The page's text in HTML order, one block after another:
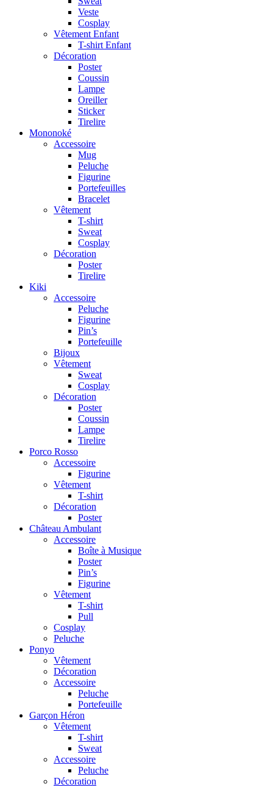
Veste
Cosplay
Vêtement Enfant
T-shirt Enfant
Décoration
Poster
Coussin
Lampe
Oreiller
Sticker
Tirelire
Mononoké
Accessoire
Mug
Peluche
Figurine
Portefeuilles
Bracelet
Vêtement
T-shirt
Sweat
Cosplay
Décoration
Poster
Tirelire
Kiki
Accessoire
Peluche
Figurine
Pin’s
Portefeuille
Bijoux
Vêtement
Sweat
Cosplay
Décoration
Poster
Coussin
Lampe
Tirelire
Porco Rosso
Accessoire
Figurine
Vêtement
T-shirt
Décoration
Poster
Château Ambulant
Accessoire
Boîte à Musique
Poster
Pin’s
Figurine
Vêtement
T-shirt
Pull
Cosplay
Peluche
Ponyo
Vêtement
Décoration
Accessoire
Peluche
Portefeuille
Garçon Héron
Vêtement
T-shirt
Sweat
Accessoire
Peluche
Décoration